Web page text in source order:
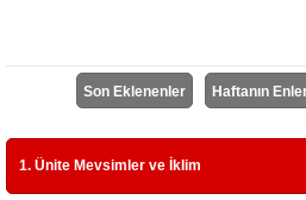
Son Eklenenler Haftanın
1. Ünite Mevsimler ve İklim